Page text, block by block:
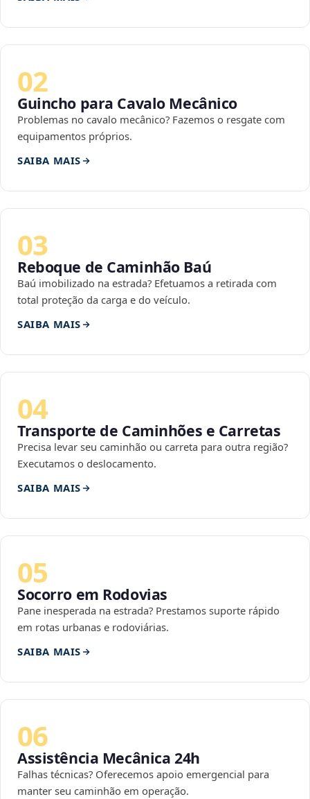
02
Guincho para Cavalo Mecânico
Problemas no cavalo mecânico? Fazemos o resgate com
equipamentos próprios.
SAIBA MAIS
03
Reboque de Caminhão Baú
Baú imobilizado na estrada? Efetuamos a retirada com
total proteção da carga e do veículo.
SAIBA MAIS
04
Transporte de Caminhões e Carretas
Precisa levar seu caminhão ou carreta para outra região?
Executamos o deslocamento.
SAIBA MAIS
05
Socorro em Rodovias
Pane inesperada na estrada? Prestamos suporte rápido
em rotas urbanas e rodoviárias.
SAIBA MAIS
06
Assistência Mecânica 24h
Falhas técnicas? Oferecemos apoio emergencial para
manter seu caminhão em operação.